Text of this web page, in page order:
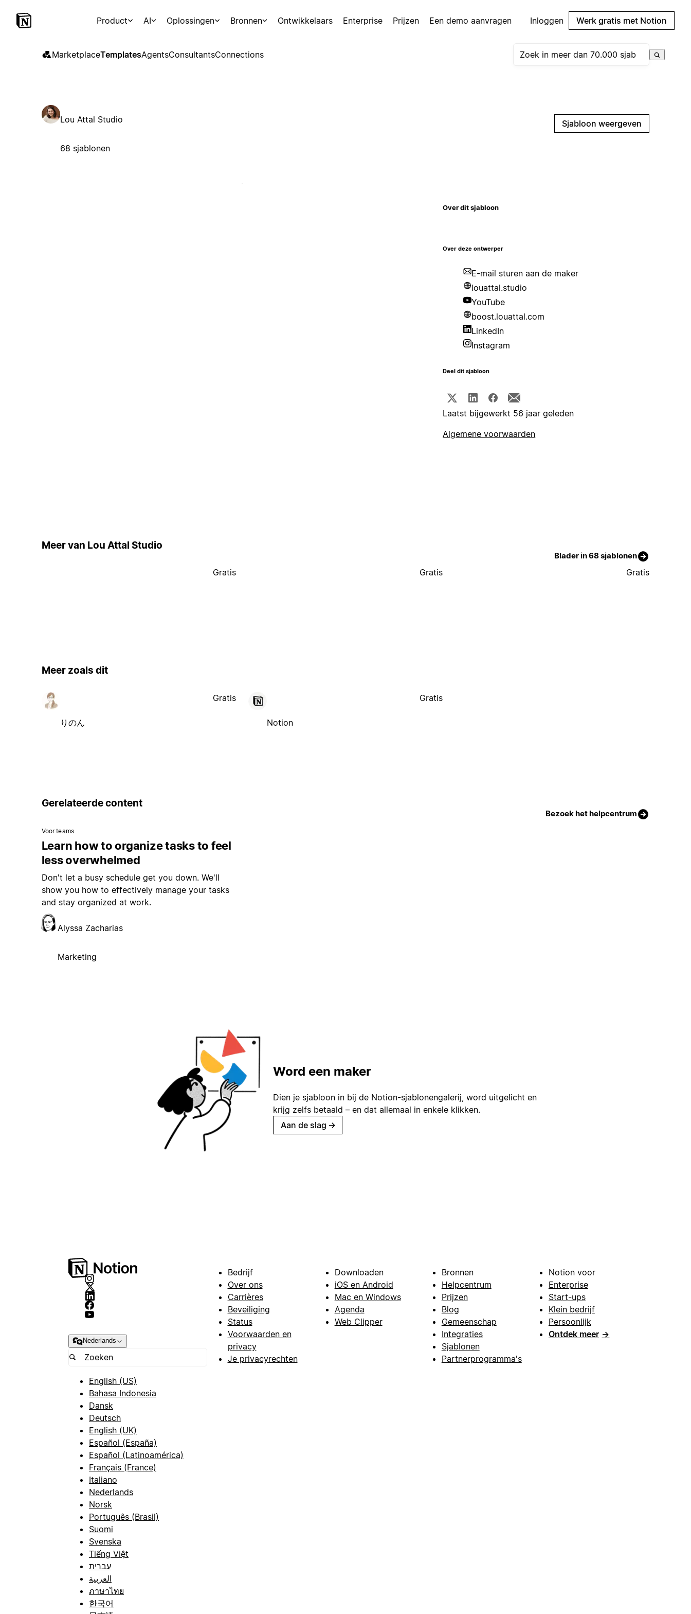
Product AI Oplossingen Bronnen Ontwikkelaars Enterprise Prijzen Een demo aanvragen Inloggen Werk gratis met Notion
MarketplaceTemplatesAgentsConsultantsConnections
Lou Attal Studio
68 sjablonen
Sjabloon weergeven
Over dit sjabloon
Over deze ontwerper
E-mail sturen aan de maker
louattal.studio
YouTube
boost.louattal.com
LinkedIn
Instagram
Deel dit sjabloon
Laatst bijgewerkt 56 jaar geleden
Algemene voorwaarden
Meer van Lou Attal Studio
Blader in 68 sjablonen
Gratis Gratis Gratis
Meer zoals dit
りのん
Gratis
Notion
Gratis
Gerelateerde content
Bezoek het helpcentrum
Voor teams
Learn how to organize tasks to feel
less overwhelmed
Don't let a busy schedule get you down. We'll
show you how to effectively manage your tasks
and stay organized at work.
Alyssa Zacharias
Marketing
Word een maker
Dien je sjabloon in bij de Notion-sjablonengalerij, word uitgelicht en
krijg zelfs betaald – en dat allemaal in enkele klikken.
Aan de slag →
Nederlands
English (US)
Bahasa Indonesia
Dansk
Deutsch
English (UK)
Español (España)
Español (Latinoamérica)
Français (France)
Italiano
Nederlands
Norsk
Português (Brasil)
Suomi
Svenska
Tiếng Việt
עברית
العربية
ภาษาไทย
한국어
Bedrijf
Over ons
Carrières
Beveiliging
Status
Voorwaarden en
privacy
Je privacyrechten
Downloaden
iOS en Android
Mac en Windows
Agenda
Web Clipper
Bronnen
Helpcentrum
Prijzen
Blog
Gemeenschap
Integraties
Sjablonen
Partnerprogramma's
Notion voor
Enterprise
Start-ups
Klein bedrijf
Persoonlijk
Ontdek meer →